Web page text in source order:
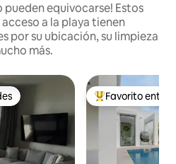
pueden equivocarse! Estos
a la playa tienen
por su ubicación, su limpieza
más.
entre huéspedes De los mejores
Favorito entre